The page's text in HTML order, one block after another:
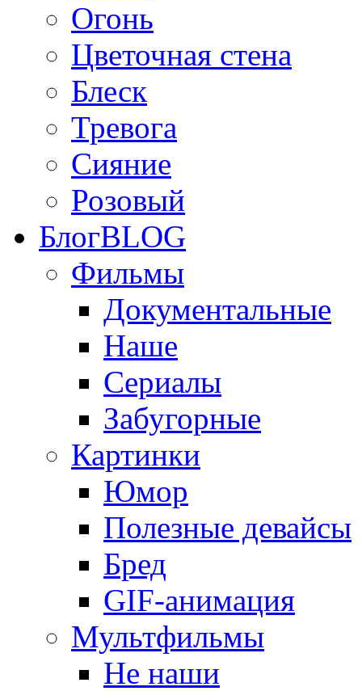
Огонь
Цветочная стена
Блеск
Тревога
Сияние
Розовый
БлогBLOG
Фильмы
Документальные
Наше
Сериалы
Забугорные
Картинки
Юмор
Полезные девайсы
Бред
GIF-анимация
Мультфильмы
Не наши